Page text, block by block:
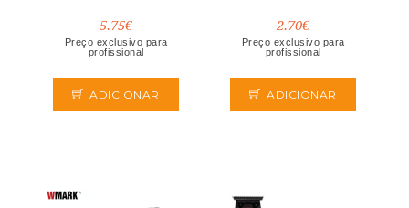
5.75€
Preço exclusivo para
profissional
ADICIONAR
2.70€
Preço exclusivo para
profissional
ADICIONAR